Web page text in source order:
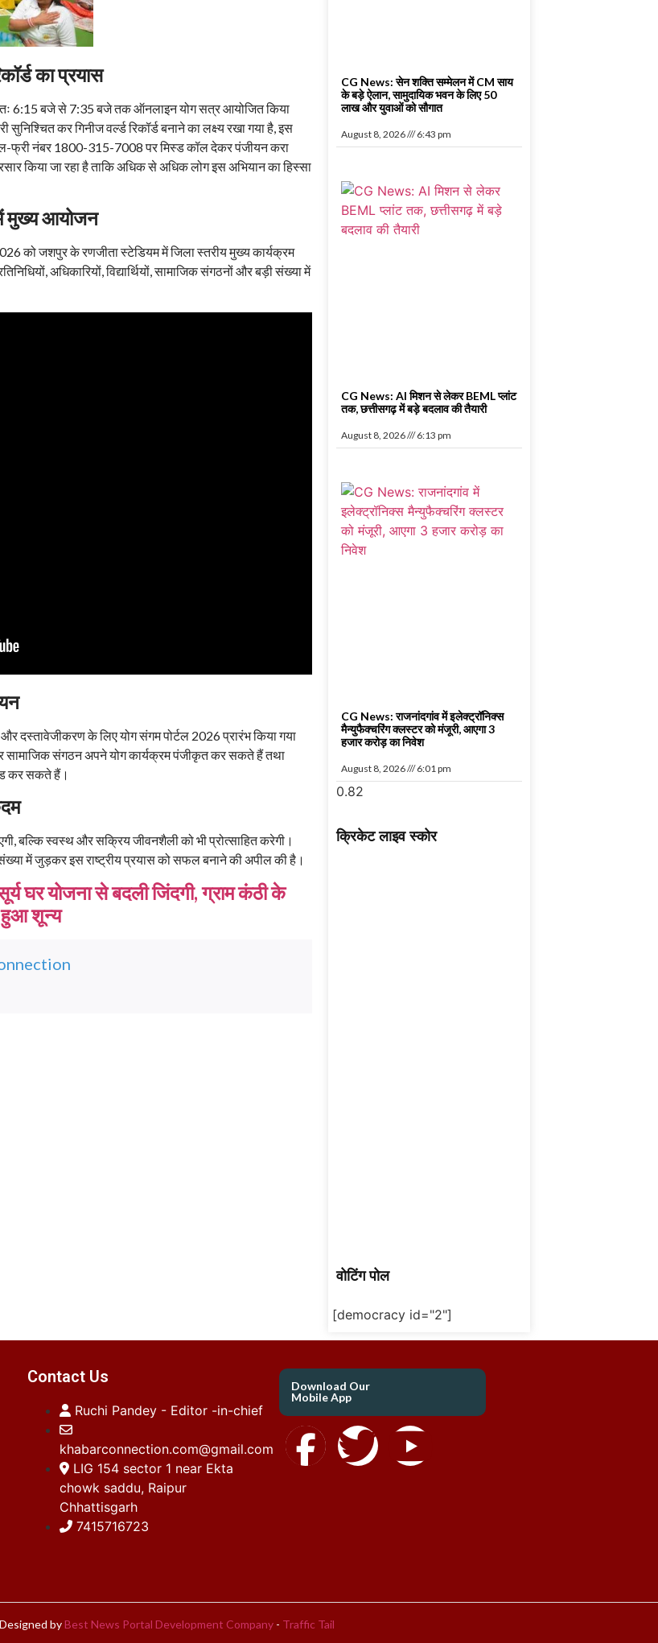
का प्रयास
6:15 बजे से 7:35 बजे तक ऑनलाइन योग सत्र आयोजित किया
कर गिनीज वर्ल्ड रिकॉर्ड बनाने का लक्ष्य रखा गया है, इस
फ्री नंबर 1800-315-7008 पर मिस्ड कॉल देकर पंजीयन करा
किया जा रहा है ताकि अधिक से अधिक लोग इस अभियान का हिस्सा
मुख्य आयोजन
को जशपुर के रणजीता स्टेडियम में जिला स्तरीय मुख्य कार्यक्रम
अधिकारियों, विद्यार्थियों, सामाजिक संगठनों और बड़ी संख्या में
दस्तावेजीकरण के लिए योग संगम पोर्टल 2026 प्रारंभ किया गया
सामाजिक संगठन अपने योग कार्यक्रम पंजीकृत कर सकते हैं तथा
कर सकते हैं।
बल्कि स्वस्थ और सक्रिय जीवनशैली को भी प्रोत्साहित करेगी।
में जुड़कर इस राष्ट्रीय प्रयास को सफल बनाने की अपील की है।
घर योजना से बदली जिंदगी, ग्राम कंठी के
हुआ शून्य
CG News: सेन शक्ति सम्मेलन में CM साय
के बड़े ऐलान, सामुदायिक भवन के लिए 50
लाख और युवाओं को सौगात
August 8, 2026 6:43 pm
CG News: AI मिशन से लेकर BEML प्लांट
तक, छत्तीसगढ़ में बड़े बदलाव की तैयारी
August 8, 2026 6:13 pm
CG News: राजनांदगांव में इलेक्ट्रॉनिक्स
मैन्युफैक्चरिंग क्लस्टर को मंजूरी, आएगा 3
हजार करोड़ का निवेश
August 8, 2026 6:01 pm
क्रिकेट लाइव स्कोर
वोटिंग पोल
[democracy id="2"]
Contact Us
Ruchi Pandey - Editor -in-chief
khabarconnection.com@gmail.com
LIG 154 sector 1 near Ekta
chowk saddu, Raipur
Chhattisgarh
7415716723
Download Our
Mobile App
by Best News Portal Development Company- Traffic Tail